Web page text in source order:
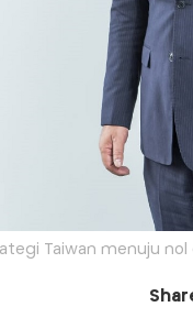
Taiwan menuju nol